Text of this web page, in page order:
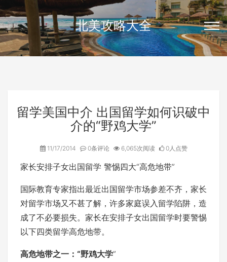
北美攻略大全
留学美国中介 出国留学如何识破中
介的“野鸡大学”
11/17/2014 0条评论 6,065次阅读 0人点赞
家长安排子女出国留学 警惕四大“高危地带”
国际教育专家指出最近出国留学市场参差不齐，家长
对留学市场又不甚了解，许多家庭误入留学陷阱，造
成了不必要损失。家长在安排子女出国留学时要警惕
以下四类留学高危地带。
高危地带之一：“野鸡大学”